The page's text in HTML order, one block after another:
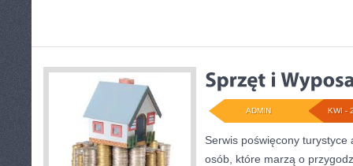
KWI -
ADMIN
Serwis poświęcony
osób, które marzą o